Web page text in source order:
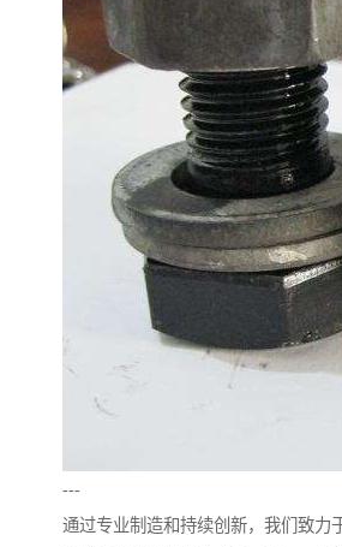
---
通过专业制造和持续创新，我们致力